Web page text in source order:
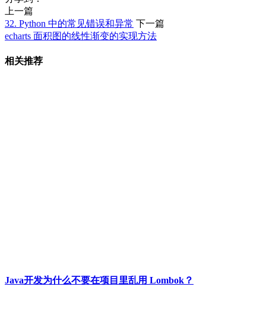
上一篇
32. Python 中的常见错误和异常 下一篇
echarts 面积图的线性渐变的实现方法
相关推荐
Java开发为什么不要在项目里乱用 Lombok？